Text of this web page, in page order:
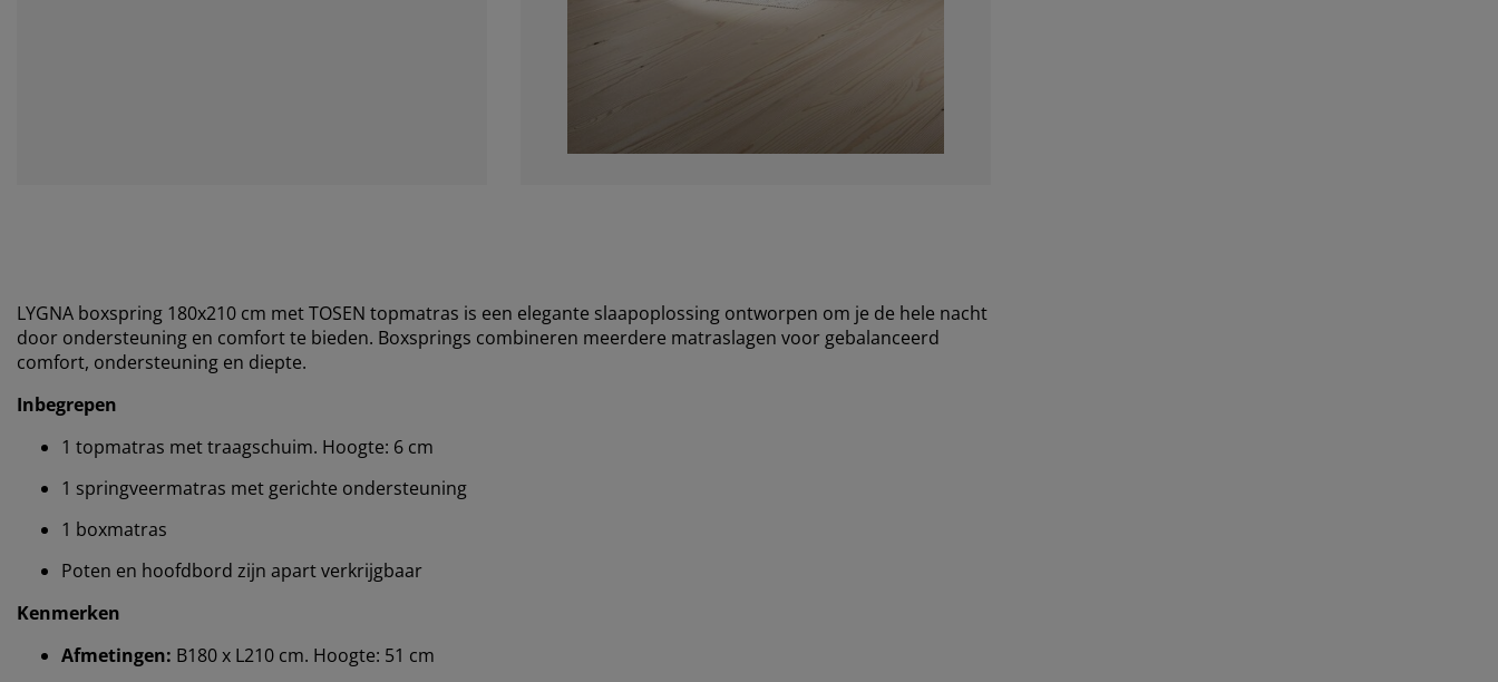
LYGNA boxspring 180x210 cm met TOSEN topmatras is een elegante slaapoplossing ontworpen om je de hele nacht
door ondersteuning en comfort te bieden. Boxsprings combineren meerdere matraslagen voor gebalanceerd
comfort, ondersteuning en diepte.
Inbegrepen
1 topmatras met traagschuim. Hoogte: 6 cm
1 springveermatras met gerichte ondersteuning
1 boxmatras
Poten en hoofdbord zijn apart verkrijgbaar
Kenmerken
Afmetingen: B180 x L210 cm. Hoogte: 51 cm